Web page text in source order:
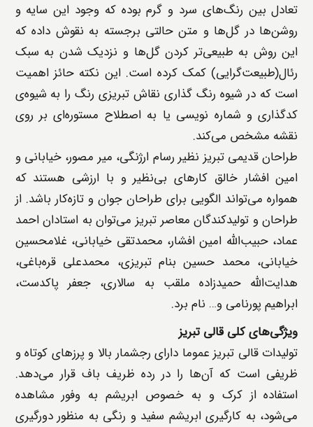
تعادل بین رنگ‌های سرد و گرم بوده که وجود این سایه و
روشن‌ها در گل‌ها و متن حالتی برجسته به نقوش داده که
این روش به طبیعی‌تر کردن گل‌ها و نزدیک شدن به سبک
رئال(طبیعت‌گرایی) کمک کرده است. این نکته حائز اهمیت
است که در شیوه رنگ ‌گذاری نقاش تبریزی رنگ را به شیوه‌ی
کدگذاری و شماره‌ نویسی یا به اصطلاح مستوره‌ای بر روی
نقشه مشخص می‌کند.
طراحان قدیمی تبریز نظیر رسام ارژنگی، میر مصور، خیابانی و
امین افشار خالق کارهای بی‌نظیر و با ارزشی هستند که
همواره می‌تواند الگویی برای طراحان جوان و تازه‌کار باشد. از
طراحان و تولیدکندگان معاصر تبریز می‌توان به استادان احمد
عماد، حبیب‌الله امین افشار، محمدتقی خیابانی، غلامحسین
خیابانی، محمد حسین بنام تبریزی، محمدعلی قره‌باغی،
هدایت‌الله حمیدزاده ملقب به سالاری، جعفر پاکدست،
ابراهیم پورنامی و… نام برد.
ویژگی‌های کلی قالی تبریز
تولیدات قالی تبریز عموما دارای رجشمار بالا و پرزهای کوتاه و
ظریفی است که آن‌ها را در رده ظریف ‌باف قرار می‌دهد.
استفاده از کرک و به خصوص ابریشم به وفور مشاهده
می‌شود، به کارگیری ابریشم سفید و رنگی به منظور دورگیری